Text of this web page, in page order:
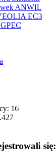
ANWIL
EC3
16
się: